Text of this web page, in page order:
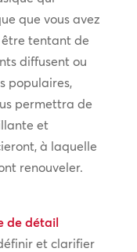
que vous avez
être tentant de
diffusent ou
populaires,
permettra de
et
à laquelle
renouveler.
de détail
et clarifier